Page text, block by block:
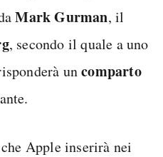
Mark Gurman, il
, secondo il quale a uno
uncomparto
Apple inserirà nei